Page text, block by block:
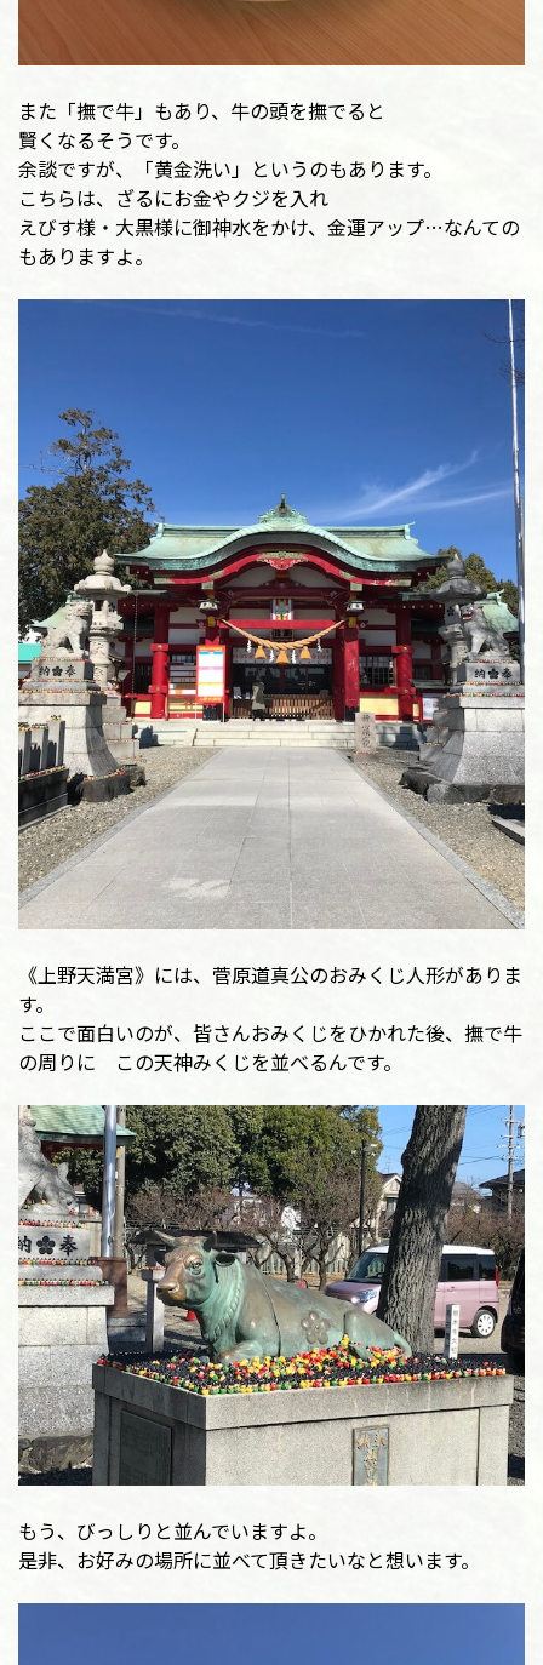
また「撫で牛」もあり、牛の頭を撫でると
賢くなるそうです。
余談ですが、「黄金洗い」というのもあります。
こちらは、ざるにお金やクジを入れ
えびす様・大黒様に御神水をかけ、金運アップ…なんての
もありますよ。
《上野天満宮》には、菅原道真公のおみくじ人形がありま
す。
ここで面白いのが、皆さんおみくじをひかれた後、撫で牛
の周りに この天神みくじを並べるんです。
もう、びっしりと並んでいますよ。
是非、お好みの場所に並べて頂きたいなと想います。